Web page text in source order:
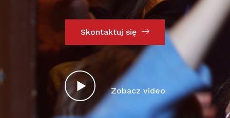
Skontaktuj się
Zobacz video